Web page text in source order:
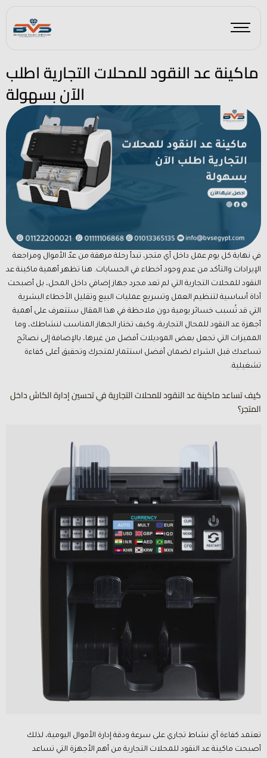
content
ماكينة عد النقود للمحلات التجارية اطلب
الآن بسهولة
في نهاية كل يوم عمل داخل أي متجر، تبدأ رحلة مرهقة من عدّ الأموال ومراجعة
الإيرادات والتأكد من عدم وجود أخطاء في الحسابات. هنا تظهر أهمية ماكينة عد
النقود للمحلات التجارية التي لم تعد مجرد جهاز إضافي داخل المحل، بل أصبحت
أداة أساسية لتنظيم العمل وتسريع عمليات البيع وتقليل الأخطاء البشرية
التي قد تُسبب خسائر يومية دون ملاحظة في هذا المقال ستتعرف على أهمية
أجهزة عد النقود للمحال التجارية، وكيف تختار الجهاز المناسب لنشاطك، وما
المميزات التي تجعل بعض الموديلات أفضل من غيرها، بالإضافة إلى نصائح
تساعدك قبل الشراء لضمان أفضل استثمار لمتجرك وتحقيق أعلى كفاءة
تشغيلية.
كيف تساعد ماكينة عد النقود للمحلات التجارية في تحسين إدارة الكاش داخل
المتجر؟
تعتمد كفاءة أي نشاط تجاري على سرعة ودقة إدارة الأموال اليومية، لذلك
أصبحت ماكينة عد النقود للمحلات التجارية من أهم الأجهزة التي تساعد